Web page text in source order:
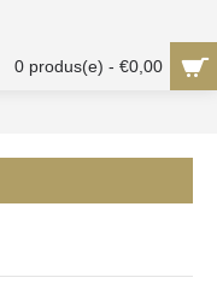
0 produs(e) - €0,00